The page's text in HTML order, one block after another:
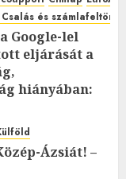
és
Google-lel
eljárását a
hiányában:
CSÜTÖRTÖK.
Ázsiát! –